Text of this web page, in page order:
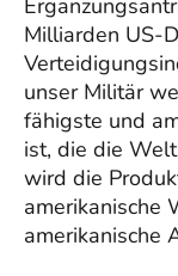
Milliarden US-
unser Militär
fähigste und
ist, die die
wird die
amerikanische
amerikanische